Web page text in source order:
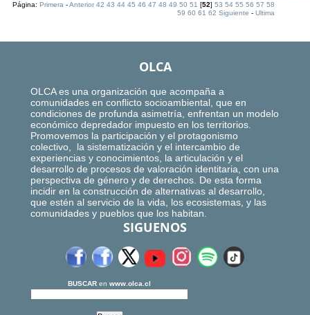
Página:Primera -Anterior 42 43 44 45 46 47 48 49 50 51 [52]53 54 55 56 57 58
59 60 61 62 Siguiente -Ultima
OLCA
OLCA es una organización que acompaña a
comunidades en conflicto socioambiental, que en
condiciones de profunda asimetría, enfrentan un modelo
económico depredador impuesto en los territorios.
Promovemos la participación y el protagonismo
colectivo, la sistematización y el intercambio de
experiencias y conocimientos, la articulación y el
desarrollo de procesos de valoración identitaria, con una
perspectiva de género y de derechos. De esta forma
incidir en la construcción de alternativas al desarrollo,
que estén al servicio de la vida, los ecosistemas, y las
comunidades y pueblos que los habitan.
SIGUENOS
BUSCAR en www.olca.cl